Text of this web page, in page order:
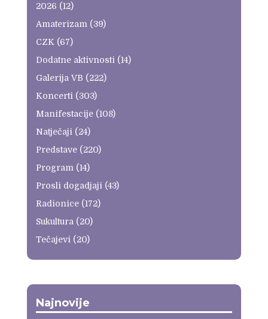
2026 (12)
Amaterizam (39)
CZK (67)
Dodatne aktivnosti (14)
Galerija VB (222)
Koncerti (303)
Manifestacije(108)
Natječaji (24)
Predstave(220)
Program (14)
Prosli dogadjaji (43)
Radionice(172)
Sukultura (20)
Tečajevi (20)
Najnovije